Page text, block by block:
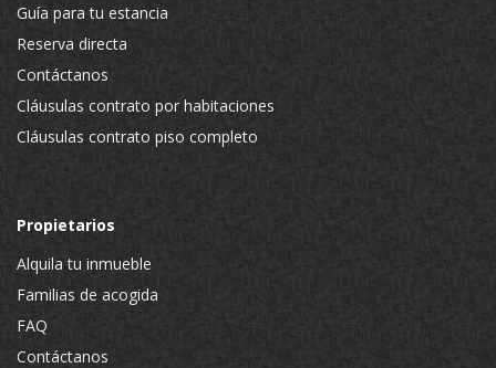
Guía para tu estancia
Reserva directa
Contáctanos
Cláusulas contrato por habitaciones
Cláusulas contrato piso completo
Propietarios
Alquila tu inmueble
Familias de acogida
FAQ
Contáctanos